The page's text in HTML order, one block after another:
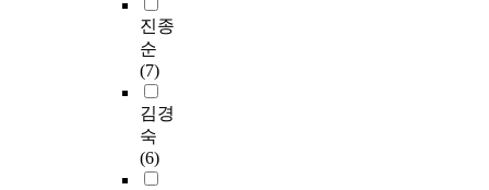
진종
순
(7)
김경
숙
(6)